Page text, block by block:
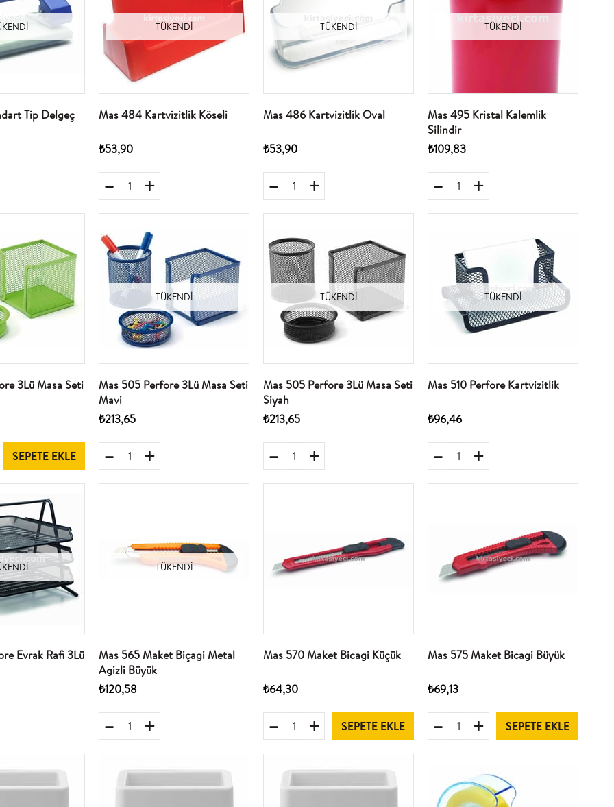
Tip Delgeç
TÜKENDI
Mas 484 Kartvizitlik Köseli
₺53,90
TÜKENDI
Mas 486 Kartvizitlik Oval
₺53,90
TÜKENDI
Mas 495 Kristal Kalemlik
Silindir
₺109,83
3Lü Masa Seti
SEPETE EKLE
TÜKENDI
Mas 505 Perfore 3Lü Masa Seti
Mavi
₺213,65
TÜKENDI
Mas 505 Perfore 3Lü Masa Seti
Siyah
₺213,65
TÜKENDI
Mas 510 Perfore Kartvizitlik
₺96,46
Evrak Rafi 3Lü
TÜKENDI
Mas 565 Maket Biçagi Metal
Agizli Büyük
₺120,58
Mas 570 Maket Bicagi Küçük
₺64,30
SEPETE EKLE
Mas 575 Maket Bicagi Büyük
₺69,13
SEPETE EKLE